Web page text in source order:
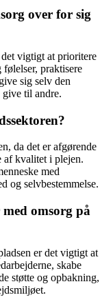
over for sig
vigtigt at prioritere
praktisere
sig selv den
til andre.
da det er afgørende
af kvalitet i plejen.
med
og selvbestemmelse.
omsorg på
er det vigtigt at
skabe
støtte og opbakning,